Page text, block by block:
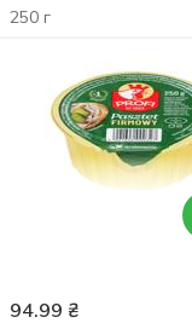
250 г
94.99 ₴